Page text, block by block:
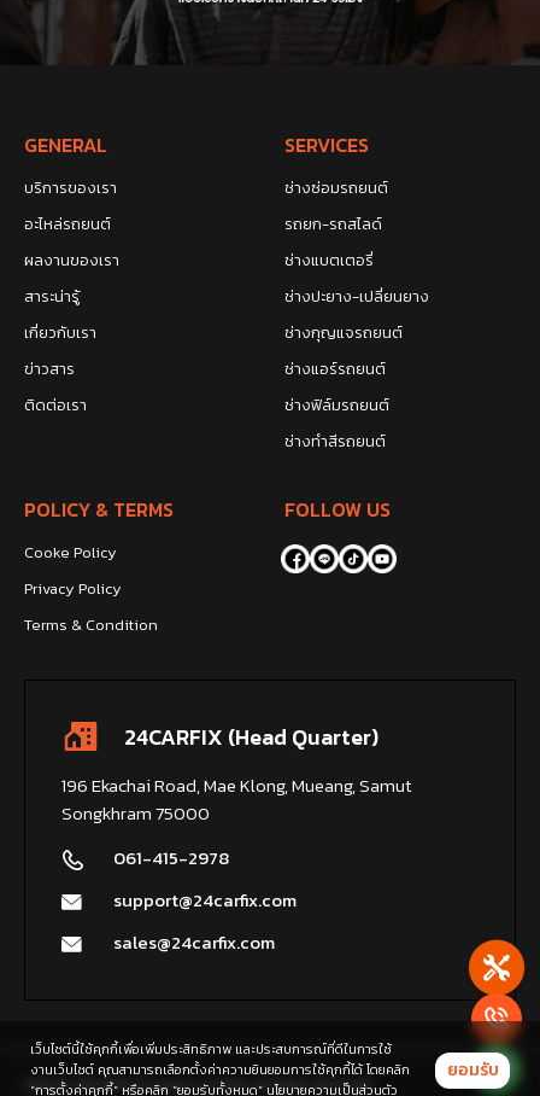
GENERAL
บริการของเรา
อะไหล่รถยนต์
ผลงานของเรา
สาระน่ารู้
เกี่ยวกับเรา
ข่าวสาร
ติดต่อเรา
SERVICES
ช่างซ่อมรถยนต์
รถยก-รถสไลด์
ช่างแบตเตอรี่
ช่างปะยาง-เปลี่ยนยาง
ช่างกุญแจรถยนต์
ช่างแอร์รถยนต์
ช่างฟิล์มรถยนต์
ช่างทำสีรถยนต์
POLICY & TERMS
Cooke Policy
Privacy Policy
Terms & Condition
FOLLOW US
24CARFIX (Head Quarter)
196 Ekachai Road, Mae Klong, Mueang, Samut
Songkhram 75000
061-415-2978
support@24carfix.com
sales@24carfix.com
2025 © 24CARFIX Company Limited, All Rights Reserved.
เว็บไซต์นี้ใช้คุกกี้เพื่อเพิ่มประสิทธิภาพ และประสบการณ์ที่ดีในการใช้
งานเว็บไซต์ คุณสามารถเลือกตั้งค่าความยินยอมการใช้คุกกี้ได้ โดยคลิก
"การตั้งค่าคุกกี้" หรือคลิก "ยอมรับทั้งหมด" นโยบายความเป็นส่วนตัว
ยอมรับ